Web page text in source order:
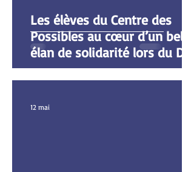
Les élèves du Centre des
Possibles au cœur d’un bel
élan de solidarité lors du Défi
des Écoles des 24 Heures
Kayak
12 mai